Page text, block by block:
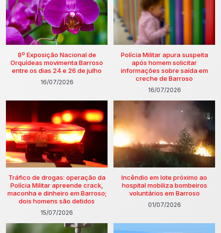
8º Exposição Nacional de
Orquídeas movimenta Barroso
entre os dias 24 e 26 de julho
16/07/2026
Polícia Militar apura suspeita
após homem solicitar
informações sobre saída em
creche de Barroso
16/07/2026
Tráfico de drogas: operação da
Polícia Militar apreende crack,
maconha e dinheiro em Barroso;
dois homens são detidos
15/07/2026
Incêndio em lote próximo ao
hospital mobiliza bombeiros
voluntários em Barroso
01/07/2026